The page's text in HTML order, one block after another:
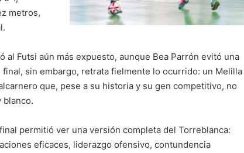
metros,
Futsi aún más expuesto, aunque Bea Parrón evitó una
sin embargo, retrata fielmente lo ocurrido: un Melilla
que, pese a su historia y su gen competitivo, no
blanco.
permitió ver una versión completa del Torreblanca:
eficaces, liderazgo ofensivo, contundencia